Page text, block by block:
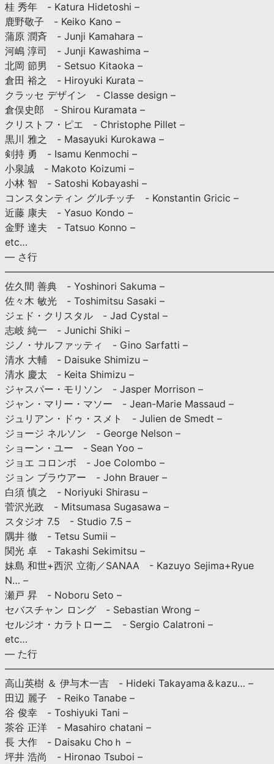
桂 秀年 - Katura Hidetoshi –
鹿野敬子 - Keiko Kano –
蒲原 潤斉 - Junji Kamahara –
河嶋 淳司 - Junji Kawashima –
北岡 節男 - Setsuo Kitaoka –
倉田 裕之 - Hiroyuki Kurata –
クラッセ デザイン - Classe design –
倉俣史郎 - Shirou Kuramata –
クリストフ・ピエ - Christophe Pillet –
黒川 雅之 - Masayuki Kurokawa –
剣持 勇 - Isamu Kenmochi –
小泉誠 - Makoto Koizumi –
小林 智 - Satoshi Kobayashi –
コンスタンティン グルチッチ - Konstantin Gricic –
近藤 康夫 - Yasuo Kondo –
金野 達夫 - Tatsuo Konno –
etc…
— さ行
佐久間 善典 - Yoshinori Sakuma –
佐々木 敏光 - Toshimitsu Sasaki –
ジェド・クリスタル - Jad Cystal –
志岐 純一 - Junichi Shiki –
ジノ・サルファッティ - Gino Sarfatti –
清水 大輔 - Daisuke Shimizu –
清水 慶太 - Keita Shimizu –
ジャスパー・モリソン - Jasper Morrison –
ジャン・マリー・マソー - Jean-Marie Massaud –
ジュリアン・ドゥ・スメト - Julien de Smedt –
ジョージ ネルソン - George Nelson –
ショーン・ユー - Sean Yoo –
ジョエ コロンボ - Joe Colombo –
ジョン ブラウアー - John Brauer –
白須 慎之 - Noriyuki Shirasu –
菅沢光政 - Mitsumasa Sugasawa –
スタジオ 7.5 - Studio 7.5 –
隅井 徹 - Tetsu Sumii –
関光 卓 - Takashi Sekimitsu –
妹島 和世+西沢 立衛／SANAA - Kazuyo Sejima+Ryue
N… –
瀬戸 昇 - Noboru Seto –
セバスチャン ロング - Sebastian Wrong –
セルジオ・カラトローニ - Sergio Calatroni –
etc…
— た行
高山英樹 ＆ 伊与木一吉 - Hideki Takayama＆kazu… –
田辺 麗子 - Reiko Tanabe –
谷 俊幸 - Toshiyuki Tani –
茶谷 正洋 - Masahiro chatani –
長 大作 - Daisaku Choｈ –
坪井 浩尚 - Hironao Tsuboi –